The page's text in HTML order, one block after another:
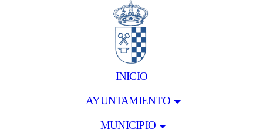
INICIO
AYUNTAMIENTO
MUNICIPIO